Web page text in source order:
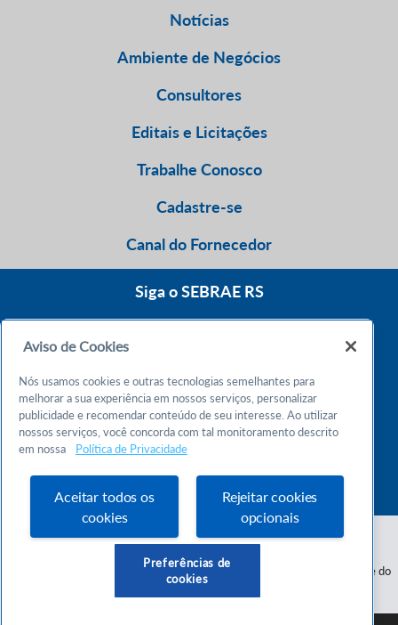
Notícias
Ambiente de Negócios
Consultores
Editais e Licitações
Trabalhe Conosco
Cadastre-se
Canal do Fornecedor
Siga o SEBRAE RS
Atendimento 24h
Chame no WhatsApp
Atendimento das 9h às 18h
Serviço de Apoio às Micro e Pequenas Empresas do Estado do Rio Grande do
Aviso de Cookies
Nós usamos cookies e outras tecnologias semelhantes para
melhorar a sua experiência em nossos serviços, personalizar
publicidade e recomendar conteúdo de seu interesse. Ao utilizar
nossos serviços, você concorda com tal monitoramento descrito
em nossa
Política de Privacidade
Aceitar todos os
cookies
Rejeitar cookies
opcionais
Preferências de
cookies